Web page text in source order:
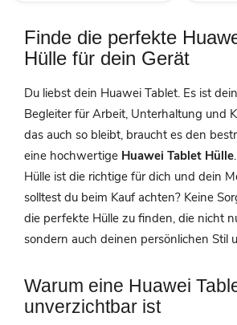
Finde die perfekte
Hülle für dein Gerät
Du liebst dein Huawei Tablet. Es ist
Begleiter für Arbeit, Unterhaltung und
das auch so bleibt, braucht es den
eine hochwertige Huawei Tablet Hülle
Hülle ist die richtige für dich und dein
solltest du beim Kauf achten? Keine
die perfekte Hülle zu finden, die nicht
sondern auch deinen persönlichen Stil
Warum eine Huawei
unverzichtbar ist